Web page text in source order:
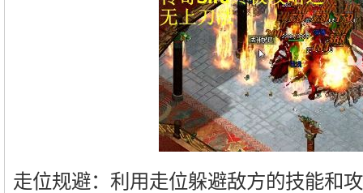
走位规避：利用走位躲避敌方的技能和